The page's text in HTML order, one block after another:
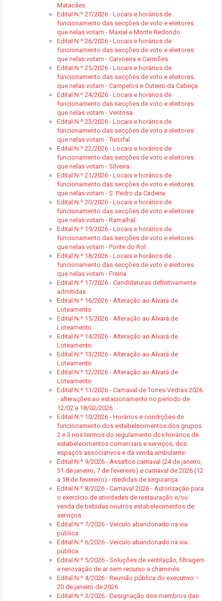
Matacães
Edital N.º 27/2026 - Locais e horários de
funcionamento das secções de voto e eleitores
que nelas votam - Maxial e Monte Redondo
Edital N.º 26/2026 - Locais e horários de
funcionamento das secções de voto e eleitores
que nelas votam - Carvoeira e Carmões
Edital N.º 25/2026 - Locais e horários de
funcionamento das secções de voto e eleitores
que nelas votam - Campelos e Outeiro da Cabeça
Edital N.º 24/2026 - Locais e horários de
funcionamento das secções de voto e eleitores
que nelas votam - Ventosa
Edital N.º 23/2026 - Locais e horários de
funcionamento das secções de voto e eleitores
que nelas votam - Turcifal
Edital N.º 22/2026 - Locais e horários de
funcionamento das secções de voto e eleitores
que nelas votam - Silveira
Edital N.º 21/2026 - Locais e horários de
funcionamento das secções de voto e eleitores
que nelas votam - S. Pedro da Cadeira
Edital N.º 20/2026 - Locais e horários de
funcionamento das secções de voto e eleitores
que nelas votam - Ramalhal
Edital N.º 19/2026 - Locais e horários de
funcionamento das secções de voto e eleitores
que nelas votam - Ponte do Rol
Edital N.º 18/2026 - Locais e horários de
funcionamento das secções de voto e eleitores
que nelas votam - Freiria
Edital N.º 17/2026 - Candidaturas definitivamente
admitidas
Edital N.º 16/2026 - Alteração ao Alvará de
Loteamento
Edital N.º 15/2026 - Alteração ao Alvará de
Loteamento
Edital N.º 14/2026 - Alteração ao Alvará de
Loteamento
Edital N.º 13/2026 - Alteração ao Alvará de
Loteamento
Edital N.º 12/2026 - Alteração ao Alvará de
Loteamento
Edital N.º 11/2026 - Carnaval de Torres Vedras 2026
- alterações ao estacionamento no período de
12/02 a 18/02/2026
Edital N.º 10/2026 - Horários e condições de
funcionamento dos estabelecimentos dos grupos
2 e 3 nos termos do regulamento dos horários de
estabelecimentos comerciais e serviços, dos
espaços associativos e da venda ambulante
Edital N.º 9/2026 - Assaltos carnaval (24 de janeiro,
31 de janeiro, 7 de fevereiro) e carnaval de 2026 (12
a 18 de fevereiro) - medidas de segurança
Edital N.º 8/2026 - Carnaval 2026 - Autorização para
o exercício de atividades de restauração e/ou
venda de bebidas noutros estabelecimentos de
serviços
Edital N.º 7/2026 - Veículo abandonado na via
pública
Edital N.º 6/2026 - Veículo abandonado na via
pública
Edital N.º 5/2026 - Soluções de ventilação, filtragem
e renovação de ar sem recurso a chaminés
Edital N.º 4/2026 - Reunião pública do executivo –
20 de janeiro de 2026
Edital N.º 3/2026 - Designação dos membros das